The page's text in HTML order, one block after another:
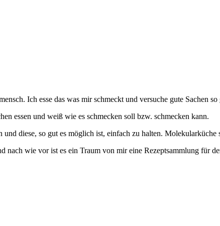
Ich esse das was mir schmeckt und versuche gute Sachen
essen und weiß wie es schmecken soll bzw. schmecken kann.
diese, so gut es möglich ist, einfach zu halten. Molekularküche
nach wie vor ist es ein Traum von mir eine Rezeptsammlung für